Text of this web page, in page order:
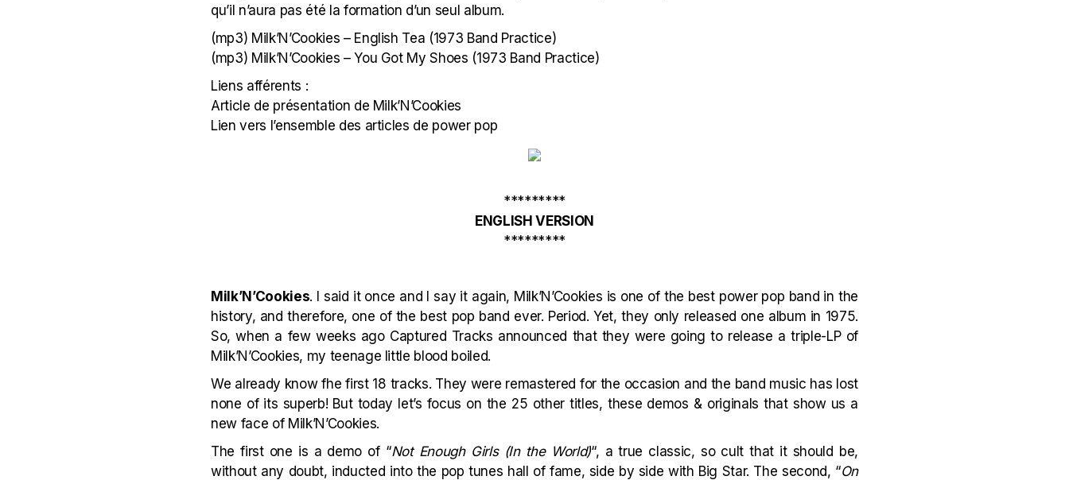
qu’il n’aura pas été la formation d’un seul album.
(mp3) Milk’N’Cookies – English Tea (1973 Band Practice)
(mp3) Milk’N’Cookies – You Got My Shoes (1973 Band Practice)
Liens afférents :
Article de présentation de Milk’N’Cookies
Lien vers l’ensemble des articles de power pop
*********
ENGLISH VERSION
*********
Milk’N’Cookies. I said it once and I say it again, Milk’N’Cookies is one of the best power pop band in the
history, and therefore, one of the best pop band ever. Period. Yet, they only released one album in 1975.
So, when a few weeks ago Captured Tracks announced that they were going to release a triple-LP of
Milk’N’Cookies, my teenage little blood boiled.
We already know fhe first 18 tracks. They were remastered for the occasion and the band music has lost
none of its superb! But today let’s focus on the 25 other titles, these demos & originals that show us a
new face of Milk’N’Cookies.
The first one is a demo of “Not Enough Girls (In the World)“, a true classic, so cult that it should be,
without any doubt, inducted into the pop tunes hall of fame, side by side with Big Star. The second, “On